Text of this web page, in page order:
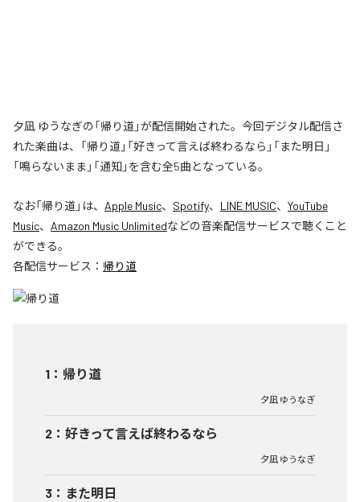
夕凪 ゆうなぎの「帰り道」が配信開始された。今回デジタル配信さ
れた楽曲は、「帰り道」「好きって言えば終わるなら」「また明日」
「鳴らないまま」「通知」を含む全5曲となっている。
なお「帰り道」は、 Apple Music、 Spotify、 LINE MUSIC、 YouTube
Music、 Amazon Music Unlimitedなどの音楽配信サービスで聴くこと
ができる。
各配信サービス： 帰り道
1 ： 帰り道
夕凪 ゆうなぎ
2 ： 好きって言えば終わるなら
夕凪 ゆうなぎ
3 ： また明日